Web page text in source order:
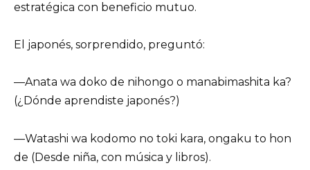
estratégica con beneficio mutuo.
El japonés, sorprendido, preguntó:
—Anata wa doko de nihongo o manabimashita ka?
(¿Dónde aprendiste japonés?)
—Watashi wa kodomo no toki kara, ongaku to hon
de (Desde niña, con música y libros).